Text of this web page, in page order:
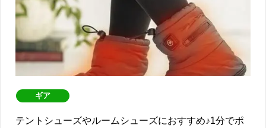
ギア
テントシューズやルームシューズにおすすめ♪1分でポ